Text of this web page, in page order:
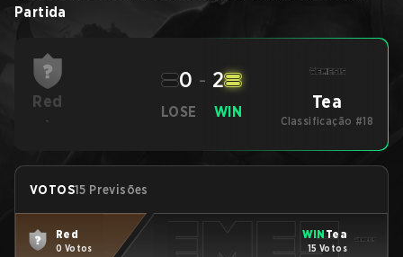
Partida
Red
-
LOSE
0 - 2
WIN Tea
Classificação #18
VOTOS15 Previsões
Red
0 Votos
WIN Tea
15 Votos